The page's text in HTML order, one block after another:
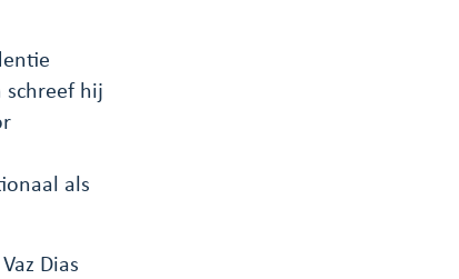
schreef hij
als
Dias